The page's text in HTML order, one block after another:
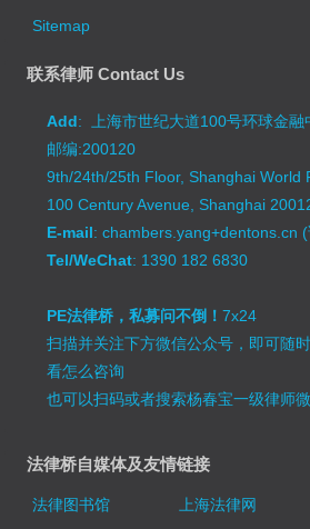
Sitemap
联系律师 Contact Us
Add: 上海市世纪大道100号环球金融
邮编:200120
9th/24th/25th Floor, Shanghai World
100 Century Avenue, Shanghai
E-mail: chambers.yang+dentons.cn
Tel/WeChat: 1390 182 6830
PE法律桥，私募问不倒！7x24
扫描并关注下方微信公众号，即可随时
看怎么咨询
也可以扫码或者搜索杨春宝一级律师
法律桥自媒体及友情链接
法律图书馆 上海法律网